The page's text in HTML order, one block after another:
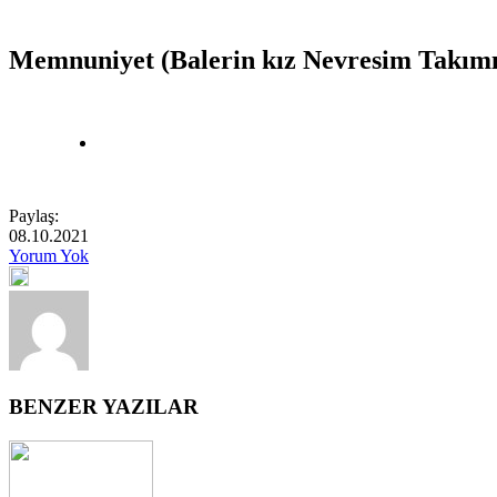
Memnuniyet (Balerin kız Nevresim
Paylaş:
08.10.2021
Yorum Yok
BENZER YAZILAR